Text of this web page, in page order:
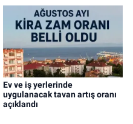
Ev ve iş yerlerinde
uygulanacak tavan artış oranı
açıklandı